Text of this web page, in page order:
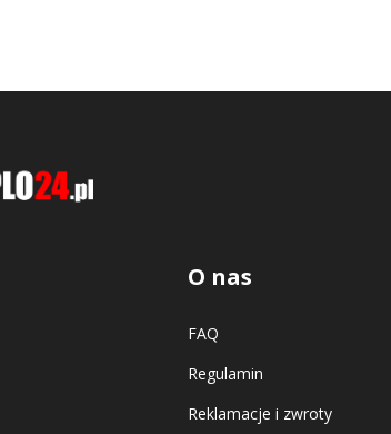
O nas
FAQ
Regulamin
Reklamacje i zwroty